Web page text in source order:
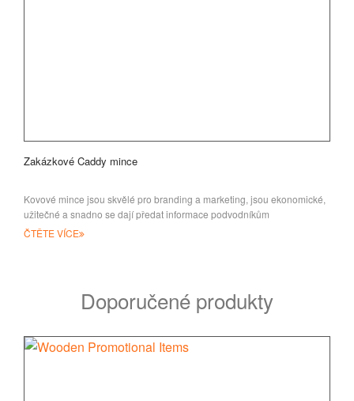
Zakázkové Caddy mince
Kovové mince jsou skvělé pro branding a marketing, jsou ekonomické,
užitečné a snadno se dají předat informace podvodníkům
ČTĚTE VÍCE
Doporučené produkty